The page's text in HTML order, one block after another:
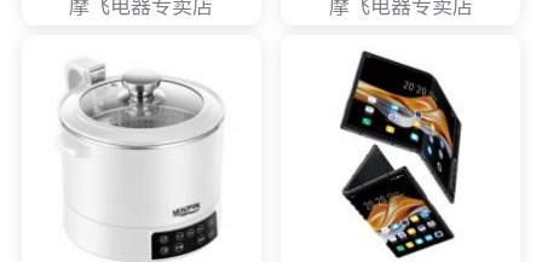
摩飞电器专卖店 摩飞电器专卖店